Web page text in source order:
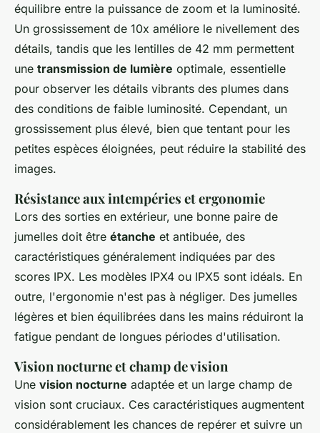
équilibre entre la puissance de zoom et la luminosité.
Un grossissement de 10x améliore le nivellement des
détails, tandis que les lentilles de 42 mm permettent
une transmission de lumière optimale, essentielle
pour observer les détails vibrants des plumes dans
des conditions de faible luminosité. Cependant, un
grossissement plus élevé, bien que tentant pour les
petites espèces éloignées, peut réduire la stabilité des
images.
Résistance aux intempéries et ergonomie
Lors des sorties en extérieur, une bonne paire de
jumelles doit être étanche et antibuée, des
caractéristiques généralement indiquées par des
scores IPX. Les modèles IPX4 ou IPX5 sont idéals. En
outre, l'ergonomie n'est pas à négliger. Des jumelles
légères et bien équilibrées dans les mains réduiront la
fatigue pendant de longues périodes d'utilisation.
Vision nocturne et champ de vision
Une vision nocturne adaptée et un large champ de
vision sont cruciaux. Ces caractéristiques augmentent
considérablement les chances de repérer et suivre un